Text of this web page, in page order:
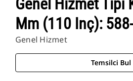
Genel Hizmet Tipi
Mm (110 Inç):
Genel Hizmet
Temsilci Bul